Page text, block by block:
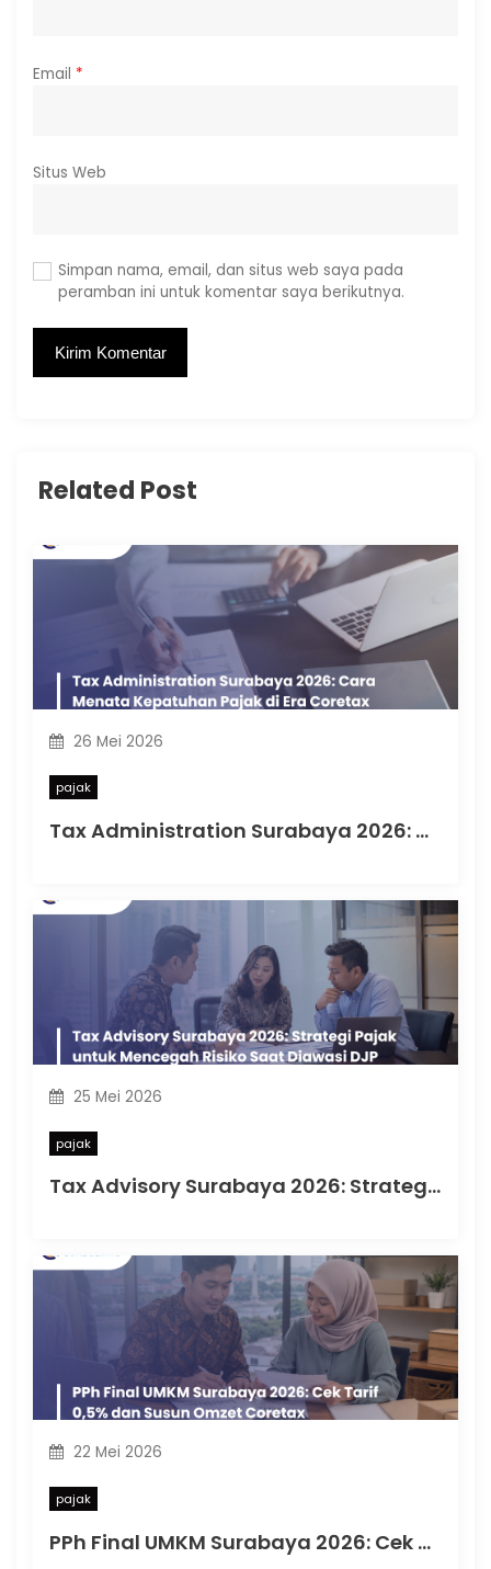
Email *
Situs Web
Simpan nama, email, dan situs web saya pada
peramban ini untuk komentar saya berikutnya.
Related Post
26 Mei 2026
pajak
Tax Administration Surabaya 2026: Cara Menata Kepatuhan Pajak di Era Coretax
25 Mei 2026
pajak
Tax Advisory Surabaya 2026: Strategi Pajak untuk Mencegah Risiko Saat Diawasi DJP
22 Mei 2026
pajak
PPh Final UMKM Surabaya 2026: Cek Tarif 0,5% dan Susun Omzet Coretax